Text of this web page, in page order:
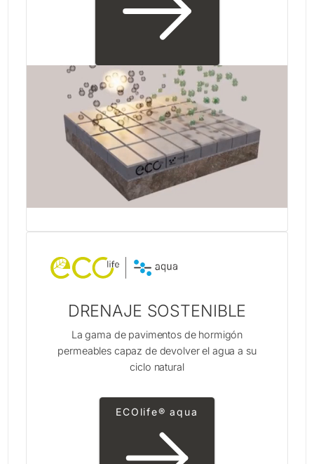
DRENAJE SOSTENIBLE
La gama de pavimentos de hormigón
permeables capaz de devolver el agua a su
ciclo natural
ECOlife® aqua